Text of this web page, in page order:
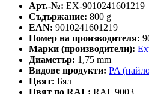
Арт.-№: EX-9010241601219
Съдържание: 800 g
EAN: 9010241601219
Номер на производителя:
Марки (производители):
Диаметър: 1,75 mm
Видове продукти: PA
Цвят: Бял
Цвят по RAL: RAL 9003